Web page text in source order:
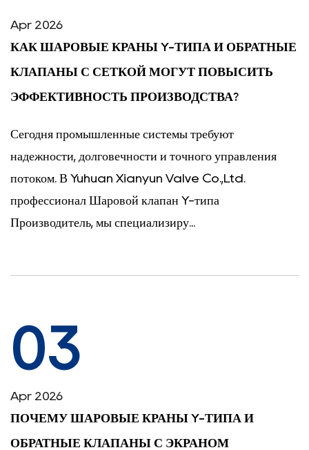
Apr 2026
КАК ШАРОВЫЕ КРАНЫ Y-ТИПА И ОБРАТНЫЕ
КЛАПАНЫ С СЕТКОЙ МОГУТ ПОВЫСИТЬ
ЭФФЕКТИВНОСТЬ ПРОИЗВОДСТВА?
Сегодня промышленные системы требуют
надежности, долговечности и точного управления
потоком. В Yuhuan Xianyun Valve Co.,Ltd.
профессионал Шаровой клапан Y-типа
Производитель, мы специализиру...
03
Apr 2026
ПОЧЕМУ ШАРОВЫЕ КРАНЫ Y-ТИПА И
ОБРАТНЫЕ КЛАПАНЫ С ЭКРАНОМ